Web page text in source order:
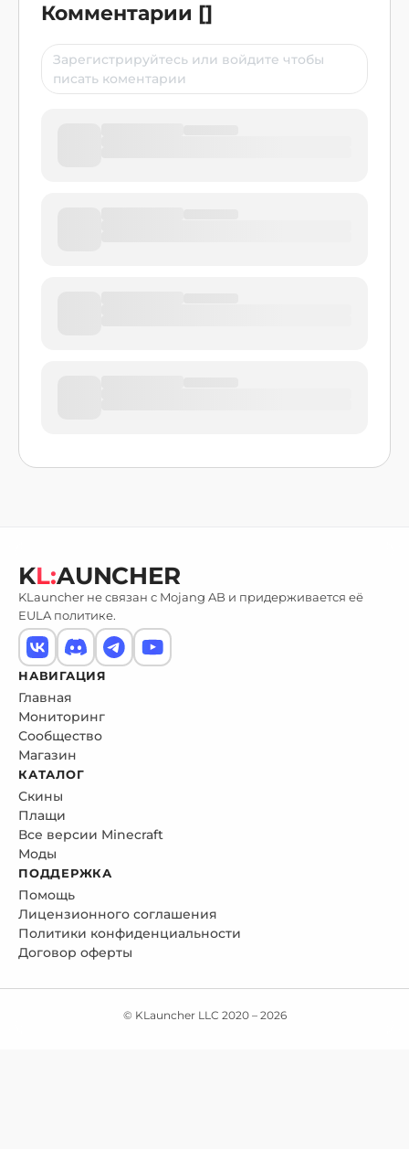
Комментарии []
KL:AUNCHER
KLauncher не связан с Mojang AB и придерживается её
EULA политике.
НАВИГАЦИЯ
Главная
Мониторинг
Сообщество
Магазин
КАТАЛОГ
Скины
Плащи
Все версии Minecraft
Моды
ПОДДЕРЖКА
Помощь
Лицензионного соглашения
Политики конфиденциальности
Договор оферты
© KLauncher LLC 2020 – 2026